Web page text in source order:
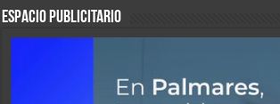
ESPACIO PUBLICITARIO